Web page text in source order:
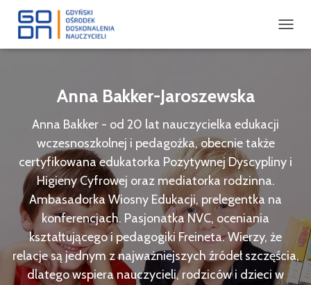
Anna Bakker-Jaroszewska
Anna Bakker - od 20 lat nauczycielka edukacji
wczesnoszkolnej i pedagożka, obecnie także
certyfikowana edukatorka Pozytywnej Dyscypliny i
Higieny Cyfrowej oraz mediatorka rodzinna.
Ambasadorka Wiosny Edukacji, prelegentka na
konferencjach. Pasjonatka NVC, oceniania
kształtującego i pedagogiki Freineta. Wierzy, że
relacje są jednym z najważniejszych źródeł szczęścia,
dlatego wspiera nauczycieli, rodziców i dzieci w